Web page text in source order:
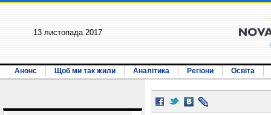
13 листопада 2017
Анонс Щоб ми так жили Аналітика Регіони Освіта